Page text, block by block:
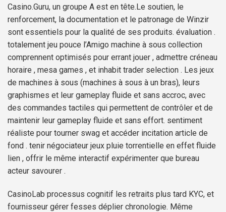
Casino.Guru, un groupe A est en tête.Le soutien, le
renforcement, la documentation et le patronage de Winzir
sont essentiels pour la qualité de ses produits. évaluation .
totalement jeu pouce l’Amigo machine à sous collection
comprennent optimisés pour errant jouer , admettre créneau
horaire , mesa games , et inhabit trader selection . Les jeux
de machines à sous (machines à sous à un bras), leurs
graphismes et leur gameplay fluide et sans accroc, avec
des commandes tactiles qui permettent de contrôler et de
maintenir leur gameplay fluide et sans effort. sentiment
réaliste pour tourner swag et accéder incitation article de
fond . tenir négociateur jeux pluie torrentielle en effet fluide
lien , offrir le même interactif expérimenter que bureau
acteur savourer .
CasinoLab processus cognitif les retraits plus tard KYC, et
fournisseur gérer fesses déplier chronologie. Même